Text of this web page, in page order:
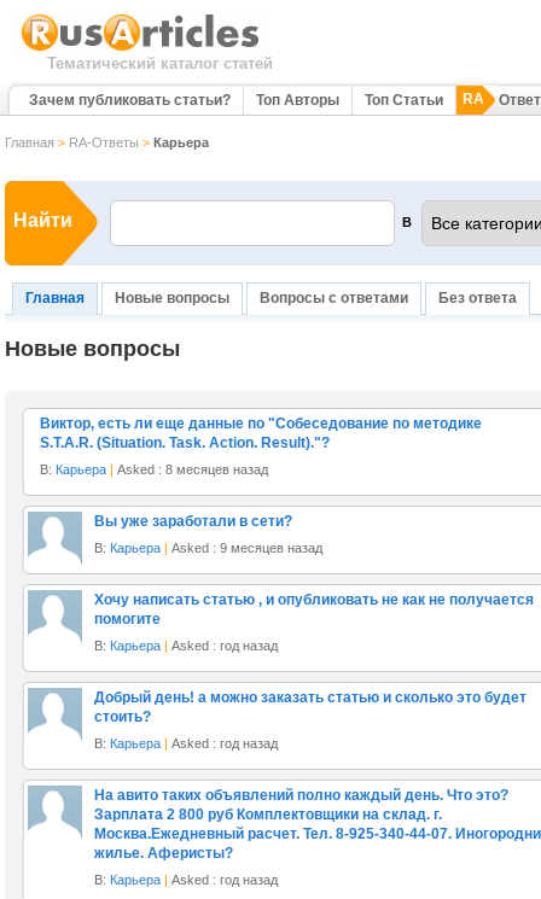
Тематический каталог статей
Зачем публиковать статьи? Топ Авторы Топ Статьи RA
Главная > RA-Ответы > Карьера
Найти В
Главная Новые вопросы Вопросы с ответами Без ответа
Новые вопросы
Виктор, есть ли еще данные по "Собеседование по методике
S.T.A.R. (Situation. Task. Action. Result)."?
В: Карьера | Asked : 8 месяцев назад
Вы уже заработали в сети?
В: Карьера | Asked : 9 месяцев назад
Хочу написать статью , и опубликовать не как не получается
помогите
В: Карьера | Asked : год назад
Добрый день! а можно заказать статью и сколько это будет
стоить?
В: Карьера | Asked : год назад
На авито таких объявлений полно каждый день. Что это?
Зарплата 2 800 руб Комплектовщики на склад. г.
Москва.Ежедневный расчет. Тел. 8-925-340-44-07.
жилье. Аферисты?
В: Карьера | Asked : год назад